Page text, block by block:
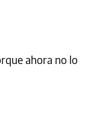
ahora no lo